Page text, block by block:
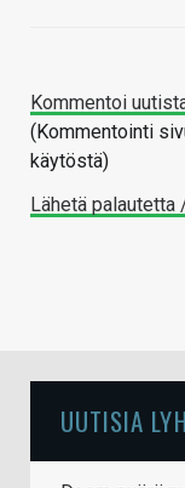
Kommentoi
(Kommentointi
käytöstä)
Lähetä
UUTISIA